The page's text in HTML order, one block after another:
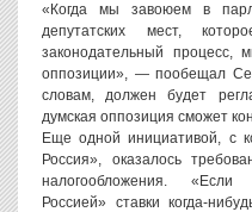
«Когда мы завоюем в
депутатских мест,
законодательный процесс,
оппозиции», — пообещал
словам, должен будет
думская оппозиция сможет
Еще одной инициативой, с
Россия», оказалось
налогообложения. «Если
Россией» ставки когда-